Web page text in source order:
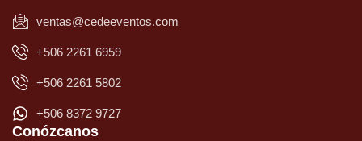
ventas@cedeeventos.com
+506 2261 6959
+506 2261 5802
+506 8372 9727
Conózcanos